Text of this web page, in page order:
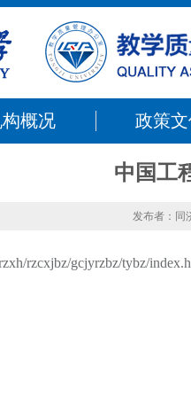
概况 政策
中国工
发布者：同
rzcxjbz/gcjyrzbz/tybz/